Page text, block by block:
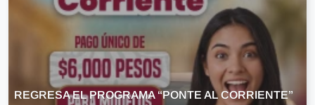
REGRESA EL PROGRAMA “PONTE AL CORRIENTE”